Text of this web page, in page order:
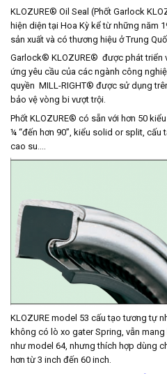
KLOZURE® Oil Seal (Phốt Garlock
hiện diện tại Hoa Kỳ kể từ những năm
sản xuất và có thương hiệu ở Trung
Garlock® KLOZURE® được phát triển
ứng yêu cầu của các ngành công
quyền MILL-RIGHT® được sử dụng
bảo vệ vòng bi vượt trội.
Phốt KLOZURE® có sẵn với hơn 50
¼ “đến hơn 90”, kiểu solid or split,
cao su….
KLOZURE model 53 cấu tạo tương tự
không có lò xo gater Spring, vẫn
như model 64, nhưng thích hợp dùng
hơn từ 3 inch đến 60 inch.